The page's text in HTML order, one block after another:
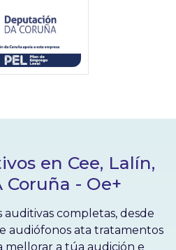
en Cee, Lalín,
Coruña - Oe+
completas, desde
audiófonos ata tratamentos
mellorar a túa audición e